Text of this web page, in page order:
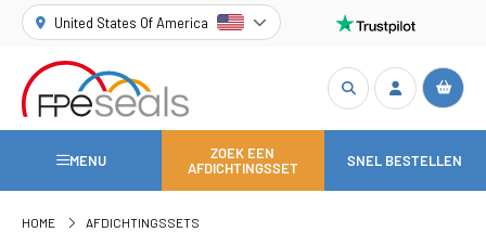
United States Of America
MENU
ZOEK EEN
AFDICHTINGSSET
SNEL BESTELLEN
HOME AFDICHTINGSSETS